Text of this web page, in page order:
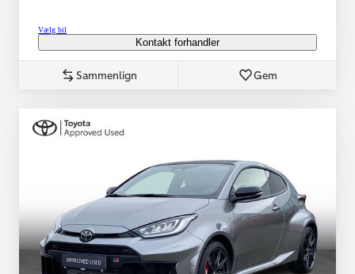
Vælg bil
Kontakt forhandler
Sammenlign Gem